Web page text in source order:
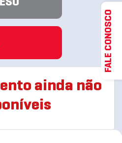
ainda não
FALE CONOSCO